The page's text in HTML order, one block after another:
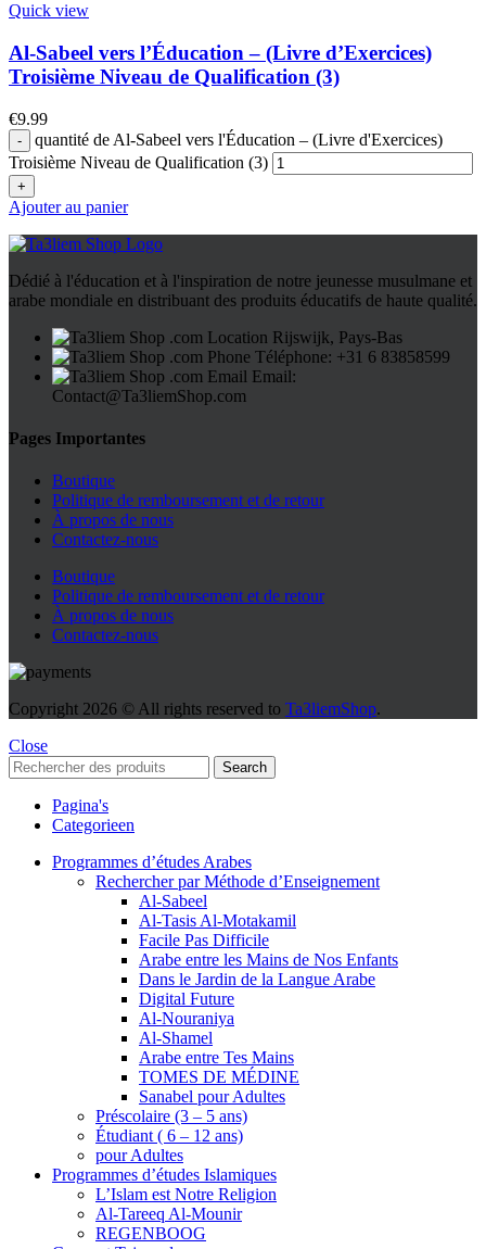
Quick view
Al-Sabeel vers l’Éducation – (Livre d’Exercices)
Troisième Niveau de Qualification (3)
€9.99
quantité de Al-Sabeel vers l'Éducation – (Livre d'Exercices)
Troisième Niveau de Qualification (3)
Ajouter au panier
Dédié à l'éducation et à l'inspiration de notre jeunesse musulmane et
arabe mondiale en distribuant des produits éducatifs de haute qualité.
Rijswijk, Pays-Bas
Téléphone: +31 6 83858599
Email:
Contact@Ta3liemShop.com
Pages Importantes
Boutique
Politique de remboursement et de retour
À propos de nous
Contactez-nous
Boutique
Politique de remboursement et de retour
À propos de nous
Contactez-nous
Copyright 2026 © All rights reserved to Ta3liemShop.
Close
Search
Pagina's
Categorieen
Programmes d’études Arabes
Rechercher par Méthode d’Enseignement
Al-Sabeel
Al-Tasis Al-Motakamil
Facile Pas Difficile
Arabe entre les Mains de Nos Enfants
Dans le Jardin de la Langue Arabe
Digital Future
Al-Nouraniya
Al-Shamel
Arabe entre Tes Mains
TOMES DE MÉDINE
Sanabel pour Adultes
Préscolaire (3 – 5 ans)
Étudiant ( 6 – 12 ans)
pour Adultes
Programmes d’études Islamiques
L’Islam est Notre Religion
Al-Tareeq Al-Mounir
REGENBOOG